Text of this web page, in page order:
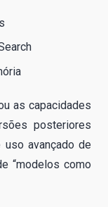
as capacidades
posteriores
avançado de
“modelos como